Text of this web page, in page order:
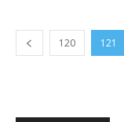
120 121